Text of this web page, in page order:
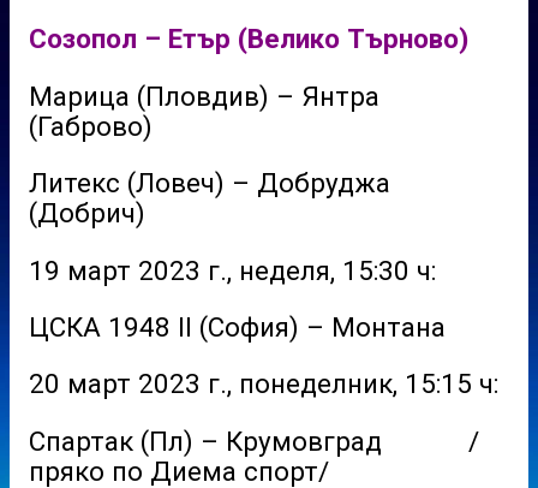
Созопол – Етър (Велико Търново)
Марица (Пловдив) – Янтра
(Габрово)
Литекс (Ловеч) – Добруджа
(Добрич)
19 март 2023 г., неделя, 15:30 ч:
ЦСКА 1948 II (София) – Монтана
20 март 2023 г., понеделник, 15:15 ч:
Спартак (Пл) – Крумовград /
пряко по Диема спорт/